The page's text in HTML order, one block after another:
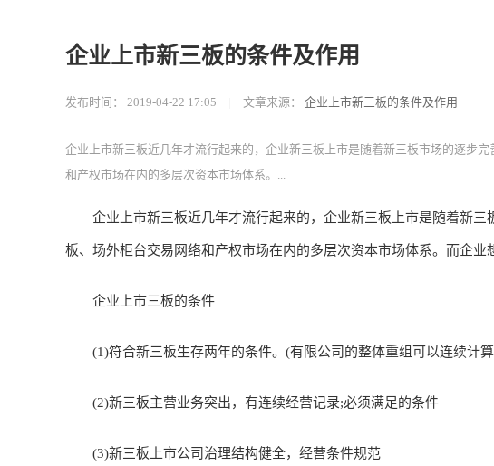
企业上市新三板的条件及作用
发布时间： 2019-04-22 17:05 文章来源： 企业上市新三板的条件及作用
企业上市新三板近几年才流行起来的，企业新三板上市是随着新三板市场的逐步
和产权市场在内的多层次资本市场体系。...
企业上市新三板近几年才流行起来的，企业新三板上市是随着新三
板、场外柜台交易网络和产权市场在内的多层次资本市场体系。而企业
企业上市三板的条件
(1)符合新三板生存两年的条件。(有限公司的整体重组可以连续计
(2)新三板主营业务突出，有连续经营记录;必须满足的条件
(3)新三板上市公司治理结构健全，经营条件规范